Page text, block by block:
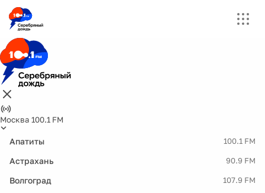
Москва 100.1 FM
Апатиты 100.1 FM
Астрахань 90.9 FM
Волгоград 107.9 FM